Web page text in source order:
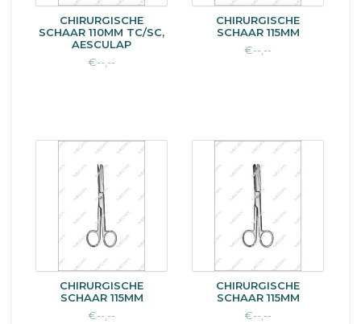
CHIRURGISCHE
SCHAAR 110MM TC/SC,
AESCULAP
€--,--
CHIRURGISCHE
SCHAAR 115MM
€--,--
CHIRURGISCHE
SCHAAR 115MM
€--,--
CHIRURGISCHE
SCHAAR 115MM
€--,--